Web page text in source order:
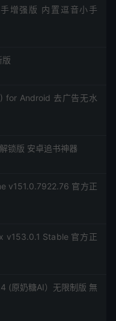
增强版 内置逗音小手
版
for Android 去广告无水
锁版 安卓追书神器
v151.0.7922.76 官方正
v153.0.1 Stable 官方正
(原奶糖AI）无限制版 無